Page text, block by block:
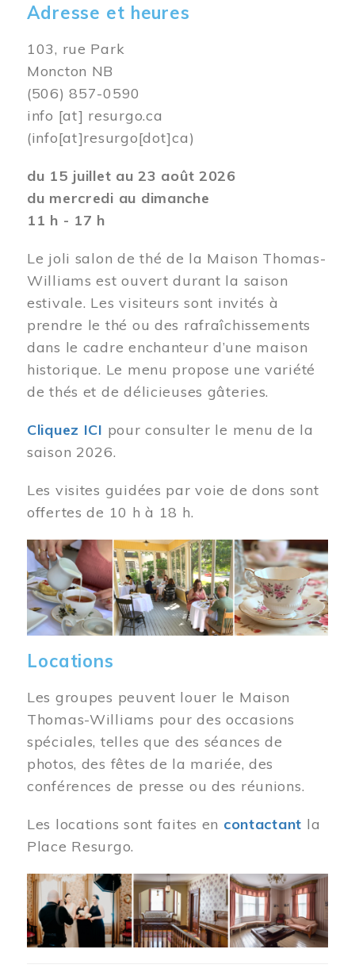
Adresse et heures
103, rue Park
Moncton NB
(506) 857-0590
info [at] resurgo.ca
(info[at]resurgo[dot]ca)
du 15 juillet au 23 août 2026
du mercredi au dimanche
11 h - 17 h
Le joli salon de thé de la Maison Thomas-
Williams est ouvert durant la saison
estivale. Les visiteurs sont invités à
prendre le thé ou des rafraîchissements
dans le cadre enchanteur d’une maison
historique. Le menu propose une variété
de thés et de délicieuses gâteries.
Cliquez ICI pour consulter le menu de la
saison 2026.
Les visites guidées par voie de dons sont
offertes de 10 h à 18 h.
Image
Locations
Les groupes peuvent louer le Maison
Thomas-Williams pour des occasions
spéciales, telles que des séances de
photos, des fêtes de la mariée, des
conférences de presse ou des réunions.
Les locations sont faites en contactant la
Place Resurgo.
Image